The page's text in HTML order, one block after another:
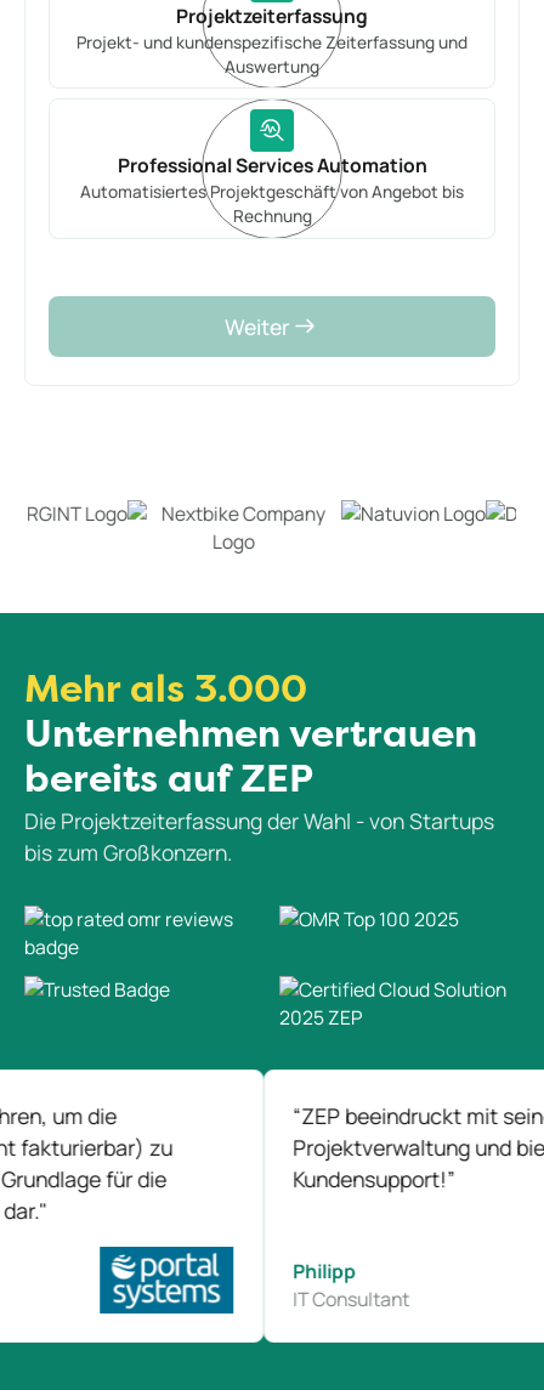
Projektzeiterfassung
Projekt- und kundenspezifische Zeiterfassung und
Auswertung
Professional Services Automation
Automatisiertes Projektgeschäft von Angebot bis
Rechnung
Weiter
Mehr als 3.000
Unternehmen vertrauen
bereits auf ZEP
Die Projektzeiterfassung der Wahl - von Startups
bis zum Großkonzern.
die
zu
für die
“ZEP beeindruckt mit seiner
Projektverwaltung und bietet
Kundensupport!”
Philipp
IT Consultant